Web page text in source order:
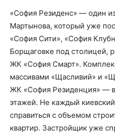
«София Резиденс» — один
Мартынова, который уже
«София Сити», «София
Борщаговке под столицей,
ЖК «София Смарт».
массивами «Щасливий» и
ЖК «София Резиденция» —
этажей. Не каждый
справиться с объемом
квартир. Застройщик уже